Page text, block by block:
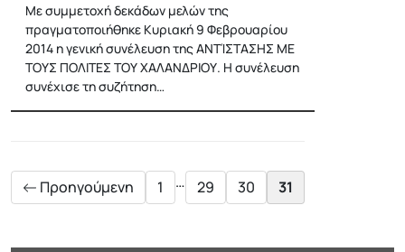
Με συμμετοχή δεκάδων μελών της
πραγματοποιήθηκε Κυριακή 9 Φεβρουαρίου
2014 η γενική συνέλευση της ΑΝΤΊΣΤΑΣΗΣ ΜΕ
ΤΟΥΣ ΠΟΛΙΤΕΣ ΤΟΥ ΧΑΛΑΝΔΡΙΟΥ. Η συνέλευση
συνέχισε τη συζήτηση…
Προηγούμενη 1 … 29 30 31